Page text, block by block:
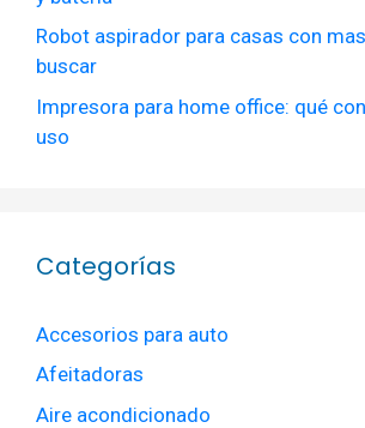
Robot aspirador para casas con
buscar
Impresora para home office: qué
uso
Categorías
Accesorios para auto
Afeitadoras
Aire acondicionado